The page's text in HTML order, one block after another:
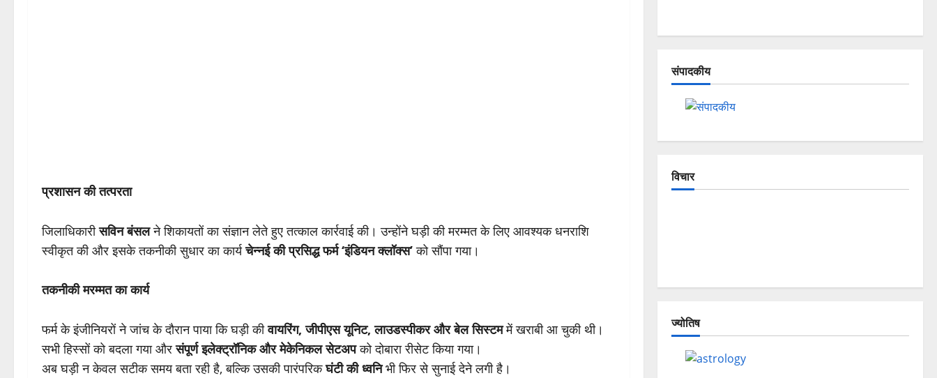
प्रशासन की तत्परता
जिलाधिकारीसविन बंसलने शिकायतों का संज्ञान लेते हुए तत्काल कार्रवाई की। उन्होंने घड़ी की मरम्मत के लिए आवश्यक धनराशि
स्वीकृत की और इसके तकनीकी सुधार का कार्यचेन्नई की प्रसिद्ध फर्म ‘इंडियन क्लॉक्स’को सौंपा गया।
तकनीकी मरम्मत का कार्य
फर्म के इंजीनियरों ने जांच के दौरान पाया कि घड़ी कीवायरिंग, जीपीएस यूनिट, लाउडस्पीकर और बेल सिस्टममें खराबी आ चुकी थी।
सभी हिस्सों को बदला गया औरसंपूर्ण इलेक्ट्रॉनिक और मेकेनिकल सेटअपको दोबारा रीसेट किया गया।
अब घड़ी न केवल सटीक समय बता रही है, बल्कि उसकी पारंपरिकघंटी की ध्वनिभी फिर से सुनाई देने लगी है।
संपादकीय
विचार
ज्योतिष